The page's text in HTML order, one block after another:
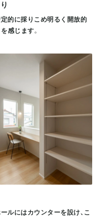
的に採りこめ明るく開放的
感じます。
ルにはカウンターを設け、こ